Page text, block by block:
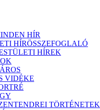
HÍR
HÍRÖSSZEFOGLALÓ
HÍREK
VIDÉKE
TÖRTÉNETEK